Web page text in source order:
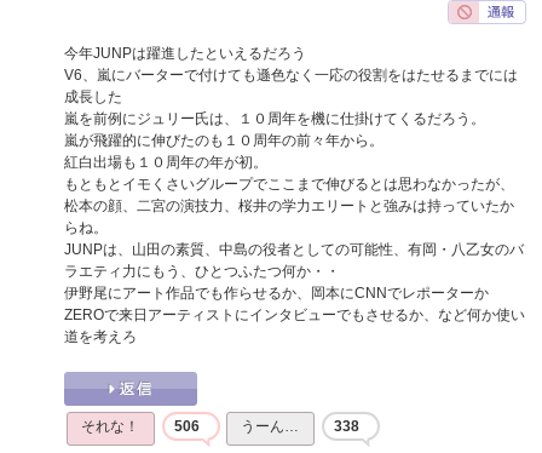
今年JUNPは躍進したといえるだろう
V6、嵐にバーターで付けても遜色なく一応の役割をはたせるまでには
成長した
嵐を前例にジュリー氏は、１０周年を機に仕掛けてくるだろう。
嵐が飛躍的に伸びたのも１０周年の前々年から。
紅白出場も１０周年の年が初。
もともとイモくさいグループでここまで伸びるとは思わなかったが、
松本の顔、二宮の演技力、桜井の学力エリートと強みは持っていたか
らね。
JUNPは、山田の素質、中島の役者としての可能性、有岡・八乙女のバ
ラエティ力にもう、ひとつふたつ何か・・
伊野尾にアート作品でも作らせるか、岡本にCNNでレポーターか
ZEROで来日アーティストにインタビューでもさせるか、など何か使い
道を考えろ
それな！ 506 うーん… 338